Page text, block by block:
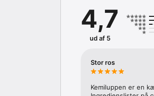
Appen er udviklet i
Forbrugerrådet Tænk
dig med at undgå
4,7
ud af 5
Stor ros
Kemiluppen er en